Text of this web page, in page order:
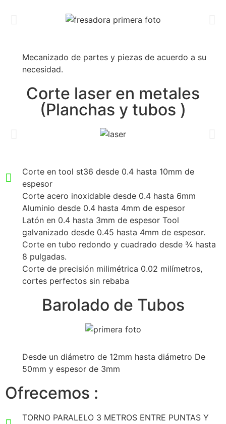
Mecanizado de partes y piezas de acuerdo a su
necesidad.
Corte laser en metales
(Planchas y tubos )
Corte en tool st36 desde 0.4 hasta 10mm de
espesor
Corte acero inoxidable desde 0.4 hasta 6mm
Aluminio desde 0.4 hasta 4mm de espesor
Latón en 0.4 hasta 3mm de espesor Tool
galvanizado desde 0.45 hasta 4mm de espesor.
Corte en tubo redondo y cuadrado desde ¾ hasta
8 pulgadas.
Corte de precisión milimétrica 0.02 milímetros,
cortes perfectos sin rebaba
Barolado de Tubos
Desde un diámetro de 12mm hasta diámetro De
50mm y espesor de 3mm
Ofrecemos :
TORNO PARALELO 3 METROS ENTRE PUNTAS Y